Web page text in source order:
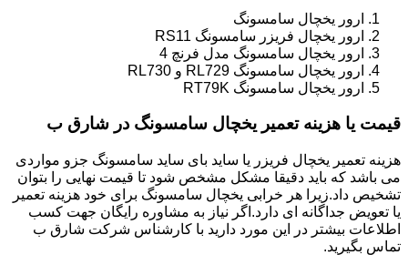
ارور یخچال سامسونگ
ارور یخچال فریزر سامسونگ RS11
ارور یخچال سامسونگ مدل فرنچ 4
ارور یخچال سامسونگ RL729 و RL730
ارور یخچال سامسونگ RT79K
قیمت یا هزینه تعمیر یخچال سامسونگ در شارق ب
هزینه تعمیر یخچال فریزر یا ساید بای ساید سامسونگ جزو مواردی
می باشد که باید دقیقا مشکل مشخص شود تا قیمت نهایی را بتوان
تشخیص داد.زیرا هر خرابی یخچال سامسونگ برای خود هزینه تعمیر
یا تعویض جداگانه ای دارد.اگر نیاز به مشاوره رایگان جهت کسب
اطلاعات بیشتر در این مورد دارید با کارشناس شرکت شارق ب
تماس بگیرید.